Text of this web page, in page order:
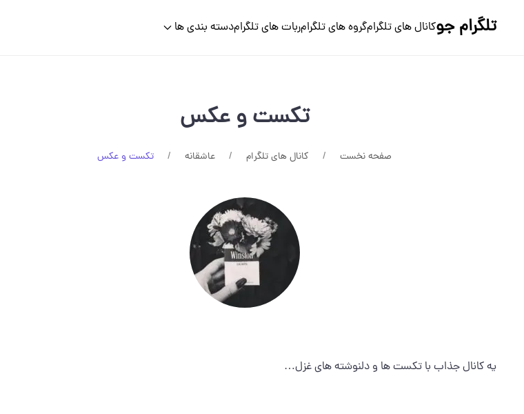
تلگرام جوکانال های تلگرامگروه های تلگرامربات های تلگرامدسته بندی ها
تکست و عکس
صفحه نخست کانال های تلگرام عاشقانه تکست و عکس
یه کانال جذاب با تکست ها و دلنوشته های غزل…